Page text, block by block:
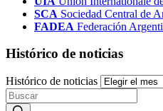
SCA Sociedad Central de
FADEA Federación
Histórico de noticias
Histórico de noticias